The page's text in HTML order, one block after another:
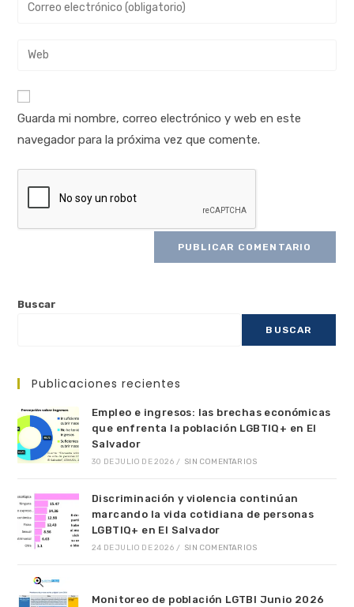
Guarda mi nombre, correo electrónico y web en este
navegador para la próxima vez que comente.
Buscar
BUSCAR
Publicaciones recientes
Empleo e ingresos: las brechas económicas
que enfrenta la población LGBTIQ+ en El
Salvador
30 DE JULIO DE 2026 / SIN COMENTARIOS
Discriminación y violencia continúan
marcando la vida cotidiana de personas
LGBTIQ+ en El Salvador
24 DE JULIO DE 2026 / SIN COMENTARIOS
Monitoreo de población LGTBI Junio 2026